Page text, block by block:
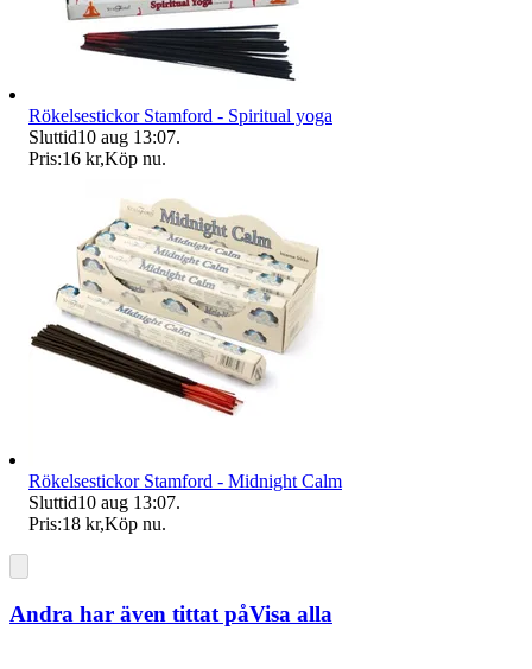
Rökelsestickor Stamford - Spiritual yoga
Sluttid10 aug 13:07.
Pris:16 kr,Köp nu.
Rökelsestickor Stamford - Midnight Calm
Sluttid10 aug 13:07.
Pris:18 kr,Köp nu.
Andra har även tittat påVisa alla